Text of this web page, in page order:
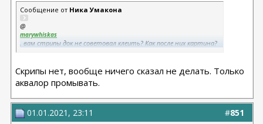
Сообщение от Ника Умакона
@
marywhiskas
, вам стрипы док не советовал клеить? Как после них картина?
Скрипы нет, вообще ничего сказал не делать. Только
аквалор промывать.
#851
01.01.2021, 23:11